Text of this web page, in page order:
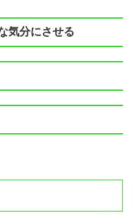
気分にさせる